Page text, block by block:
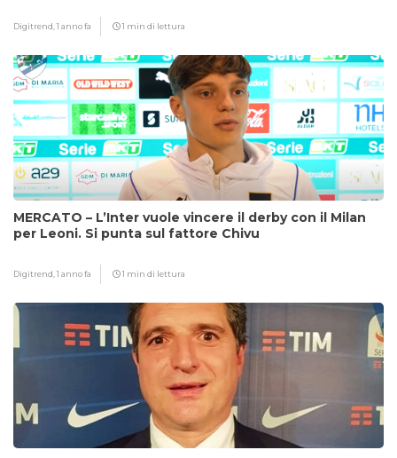
Digitrend,1 anno fa 1 min di lettura
MERCATO – L’Inter vuole vincere il derby con il Milan
per Leoni. Si punta sul fattore Chivu
Digitrend,1 anno fa 1 min di lettura